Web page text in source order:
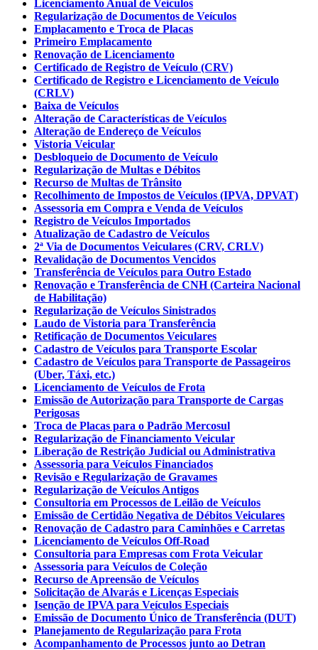
Licenciamento Anual de Veículos
Regularização de Documentos de Veículos
Emplacamento e Troca de Placas
Primeiro Emplacamento
Renovação de Licenciamento
Certificado de Registro de Veículo (CRV)
Certificado de Registro e Licenciamento de Veículo
(CRLV)
Baixa de Veículos
Alteração de Características de Veículos
Alteração de Endereço de Veículos
Vistoria Veicular
Desbloqueio de Documento de Veículo
Regularização de Multas e Débitos
Recurso de Multas de Trânsito
Recolhimento de Impostos de Veículos (IPVA, DPVAT)
Assessoria em Compra e Venda de Veículos
Registro de Veículos Importados
Atualização de Cadastro de Veículos
2ª Via de Documentos Veiculares (CRV, CRLV)
Revalidação de Documentos Vencidos
Transferência de Veículos para Outro Estado
Renovação e Transferência de CNH (Carteira Nacional
de Habilitação)
Regularização de Veículos Sinistrados
Laudo de Vistoria para Transferência
Retificação de Documentos Veiculares
Cadastro de Veículos para Transporte Escolar
Cadastro de Veículos para Transporte de Passageiros
(Uber, Táxi, etc.)
Licenciamento de Veículos de Frota
Emissão de Autorização para Transporte de Cargas
Perigosas
Troca de Placas para o Padrão Mercosul
Regularização de Financiamento Veicular
Liberação de Restrição Judicial ou Administrativa
Assessoria para Veículos Financiados
Revisão e Regularização de Gravames
Regularização de Veículos Antigos
Consultoria em Processos de Leilão de Veículos
Emissão de Certidão Negativa de Débitos Veiculares
Renovação de Cadastro para Caminhões e Carretas
Licenciamento de Veículos Off-Road
Consultoria para Empresas com Frota Veicular
Assessoria para Veículos de Coleção
Recurso de Apreensão de Veículos
Solicitação de Alvarás e Licenças Especiais
Isenção de IPVA para Veículos Especiais
Emissão de Documento Único de Transferência (DUT)
Planejamento de Regularização para Frota
Acompanhamento de Processos junto ao Detran